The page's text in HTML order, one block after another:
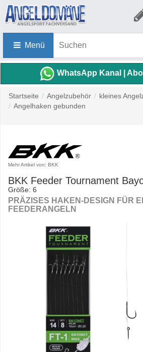
Menü
WhatsApp Kanal |
Startseite / Angelzubehör / kleines
/ Angelhaken gebunden
Mehr Artikel von: BKK
BKK Feeder Tournament
Größe: 6
PRÄZISES HAKEN-DESIGN FÜR
FEEDERANGELN